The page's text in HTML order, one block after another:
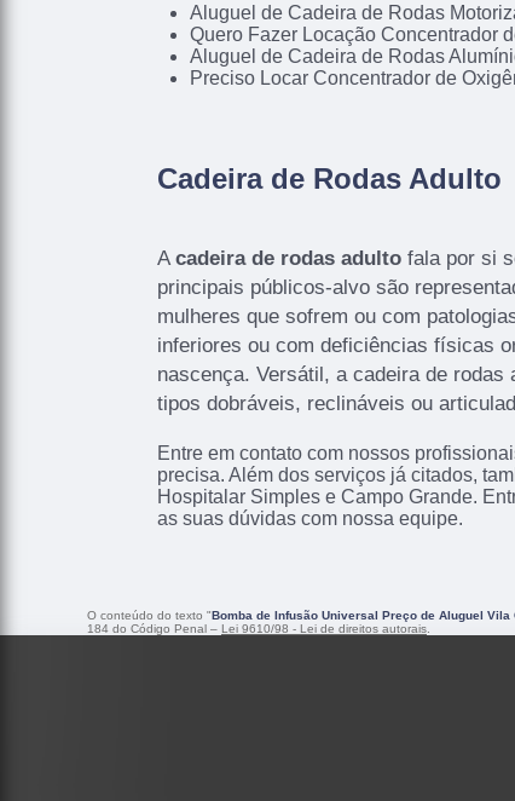
Aluguel de Cadeira de Rodas
Quero Fazer Locação Concentrador
Aluguel de Cadeira de Rodas
Preciso Locar Concentrador de
Cadeira de Rodas Adulto
A cadeira de rodas adulto fala por si
principais públicos-alvo são
mulheres que sofrem ou com
inferiores ou com deficiências físicas
nascença. Versátil, a cadeira de rodas
tipos dobráveis, reclináveis ou
Entre em contato com nossos
precisa. Além dos serviços já citados,
Hospitalar Simples e Campo Grande.
as suas dúvidas com nossa equipe.
O conteúdo do texto "Bomba de Infusão Universal Preço de Aluguel Vila
184 do Código Penal – Lei 9610/98 - Lei de direitos autorais